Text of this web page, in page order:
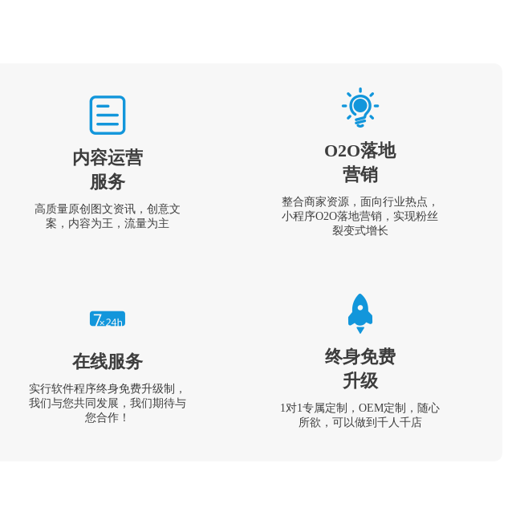
内容运营
服务
高质量原创图文资讯，创意文
案，内容为王，流量为主
O2O落地
营销
整合商家资源，面向行业热点，
小程序O2O落地营销，实现粉丝
裂变式增长
在线服务
实行软件程序终身免费升级制，
我们与您共同发展，我们期待与
您合作！
终身免费
升级
1对1专属定制，OEM定制，随心
所欲，可以做到千人千店